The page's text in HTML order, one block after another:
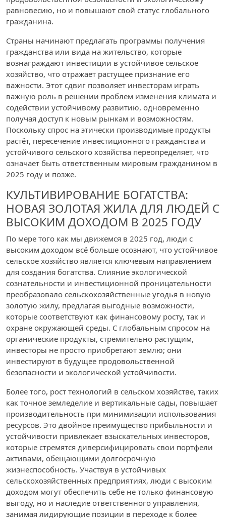
равновесию, но и повышают свой статус глобального
гражданина.
Страны начинают предлагать программы получения
гражданства или вида на жительство, которые
вознаграждают инвестиции в устойчивое сельское
хозяйство, что отражает растущее признание его
важности. Этот сдвиг позволяет инвесторам играть
важную роль в решении проблем изменения климата и
содействии устойчивому развитию, одновременно
получая доступ к новым рынкам и возможностям.
Поскольку спрос на этически производимые продукты
растёт, пересечение инвестиционного гражданства и
устойчивого сельского хозяйства переопределяет, что
означает быть ответственным мировым гражданином в
2025 году и позже.
КУЛЬТИВИРОВАНИЕ БОГАТСТВА:
НОВАЯ ЗОЛОТАЯ ЖИЛА ДЛЯ ЛЮДЕЙ С
ВЫСОКИМ ДОХОДОМ В 2025 ГОДУ
По мере того как мы движемся в 2025 год, люди с
высоким доходом всё больше осознают, что устойчивое
сельское хозяйство является ключевым направлением
для создания богатства. Слияние экологической
сознательности и инвестиционной проницательности
преобразовало сельскохозяйственные угодья в новую
золотую жилу, предлагая выгодные возможности,
которые соответствуют как финансовому росту, так и
охране окружающей среды. С глобальным спросом на
органические продукты, стремительно растущим,
инвесторы не просто приобретают землю; они
инвестируют в будущее продовольственной
безопасности и экологической устойчивости.
Более того, рост технологий в сельском хозяйстве, таких
как точное земледелие и вертикальные сады, повышает
производительность при минимизации использования
ресурсов. Это двойное преимущество прибыльности и
устойчивости привлекает взыскательных инвесторов,
которые стремятся диверсифицировать свои портфели
активами, обещающими долгосрочную
жизнеспособность. Участвуя в устойчивых
сельскохозяйственных предприятиях, люди с высоким
доходом могут обеспечить себе не только финансовую
выгоду, но и наследие ответственного управления,
занимая лидирующие позиции в переходе к более